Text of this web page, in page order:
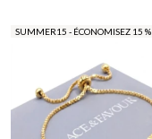
SUMMER15 - ÉCONOMISEZ 15 %